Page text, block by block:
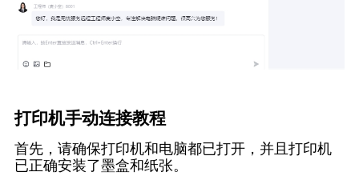
打印机手动连接教程
首先，请确保打印机和电脑都已打开，并且打印机
已正确安装了墨盒和纸张。